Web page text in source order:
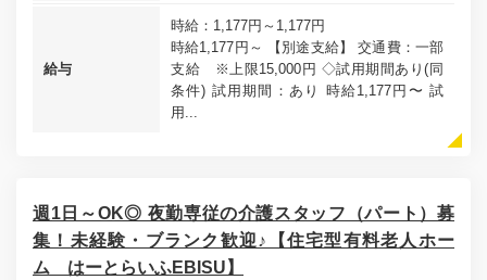
給与
時給：1,177円～1,177円
時給1,177円～ 【別途支給】 交通費：一部
支給 ※上限15,000円 ◇試用期間あり(同
条件) 試用期間：あり 時給1,177円〜 試
用...
週1日～OK◎ 夜勤専従の介護スタッフ（パート）募
集！未経験・ブランク歓迎♪【住宅型有料老人ホー
ム はーとらいふEBISU】